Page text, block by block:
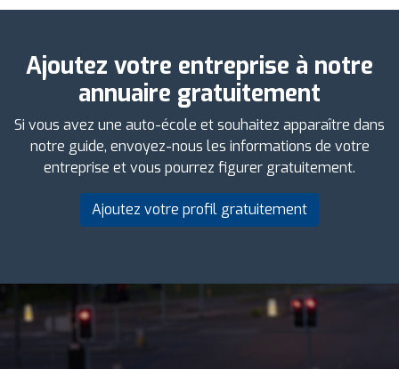
Ajoutez votre entreprise à notre
annuaire gratuitement
Si vous avez une auto-école et souhaitez apparaître dans
notre guide, envoyez-nous les informations de votre
entreprise et vous pourrez figurer gratuitement.
Ajoutez votre profil gratuitement